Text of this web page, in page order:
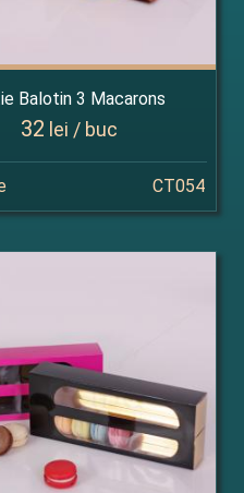
Balotin 3 Macarons
32 lei / buc
CT054